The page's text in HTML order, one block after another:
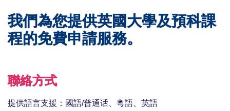
我們為您提供英國大學及預科課
程的免費申請服務。
聯絡方式
提供語言支援：國語/普通话、粵語、英語